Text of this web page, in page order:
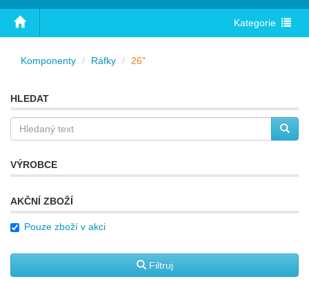
Toggle
navigation
Kategorie
Komponenty Ráfky 26"
HLEDAT
VÝROBCE
AKČNÍ ZBOŽÍ
Pouze zboží v akci
Filtruj